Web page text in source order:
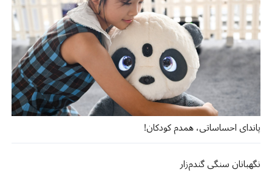
پاندای احساساتی، همدم کودکان!
نگهبانان سنگی گندم‌زار